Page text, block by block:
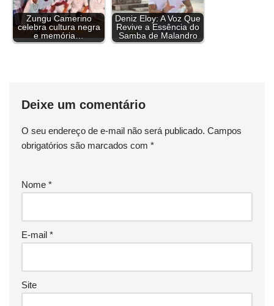
Zungu Camerino
celebra cultura negra
e memória…
Deniz Eloy: A Voz Que
Revive a Essência do
Samba de Malandro
Deixe um comentário
O seu endereço de e-mail não será publicado. Campos
obrigatórios são marcados com *
Nome *
E-mail *
Site